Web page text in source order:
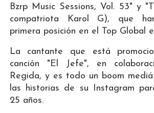
Bzrp Music Sessions, Vol. 53" y
compatriota Karol G), que
primera posición en el Top Global
La cantante que está
canción "El Jefe", en
Regida, y es todo un boom
las historias de su Instagram
25 años.